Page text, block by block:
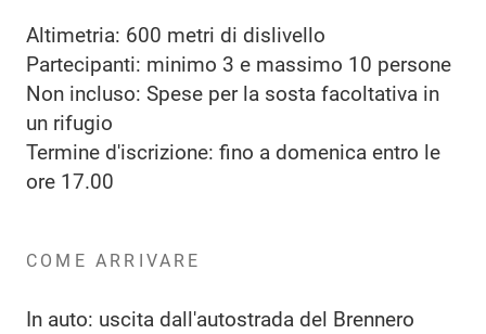
Altimetria: 600 metri di dislivello
Partecipanti: minimo 3 e massimo 10 persone
Non incluso: Spese per la sosta facoltativa in
un rifugio
Termine d'iscrizione: fino a domenica entro le
ore 17.00
COME ARRIVARE
In auto: uscita dall'autostrada del Brennero